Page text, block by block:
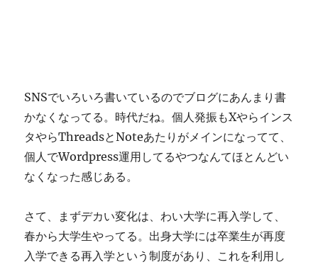
SNSでいろいろ書いているのでブログにあんまり書
かなくなってる。時代だね。個人発振もXやらインス
タやらThreadsとNoteあたりがメインになってて、
個人でWordpress運用してるやつなんてほとんどい
なくなった感じある。
さて、まずデカい変化は、わい大学に再入学して、
春から大学生やってる。出身大学には卒業生が再度
入学できる再入学という制度があり、これを利用し